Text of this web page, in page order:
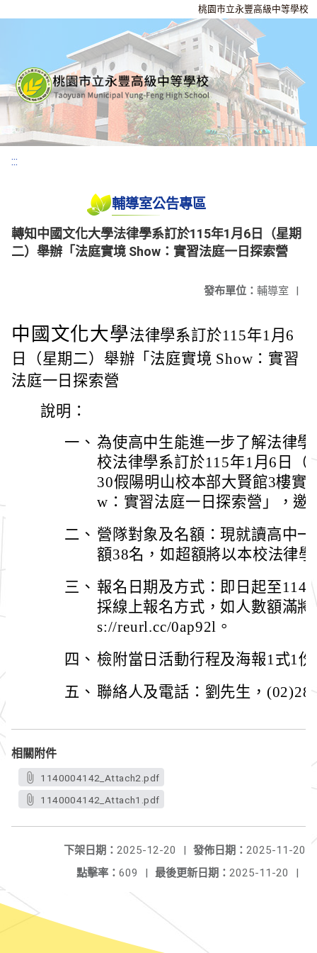
桃園市立永豐高級中等學校
:::
輔導室公告專區
轉知中國文化大學法律學系訂於115年1月6日（星期
二）舉辦「法庭實境 Show：實習法庭一日探索營
發布單位： 輔導室 |
中國文化大學法律學系訂於115年1月6
日（星期二）舉辦「法庭實境 Show：實習
法庭一日探索營
說明：
一、 為使高中生能進一步了解法律
校法律學系訂於115年1月6日（
30假陽明山校本部大賢館3樓實
w：實習法庭一日探索營」，邀
二、 營隊對象及名額：現就讀高中
額38名，如超額將以本校法律
三、 報名日期及方式：即日起至114
採線上報名方式，如人數額滿
s://reurl.cc/0ap92l。
四、 檢附當日活動行程及海報1式1
五、 聯絡人及電話：劉先生，
相關附件
1140004142_Attach2.pdf
1140004142_Attach1.pdf
發佈日期： 2025-11-20
下架日期： 2025-12-20
|
最後更新日期： 2025-11-20 |
點擊率： 609 |